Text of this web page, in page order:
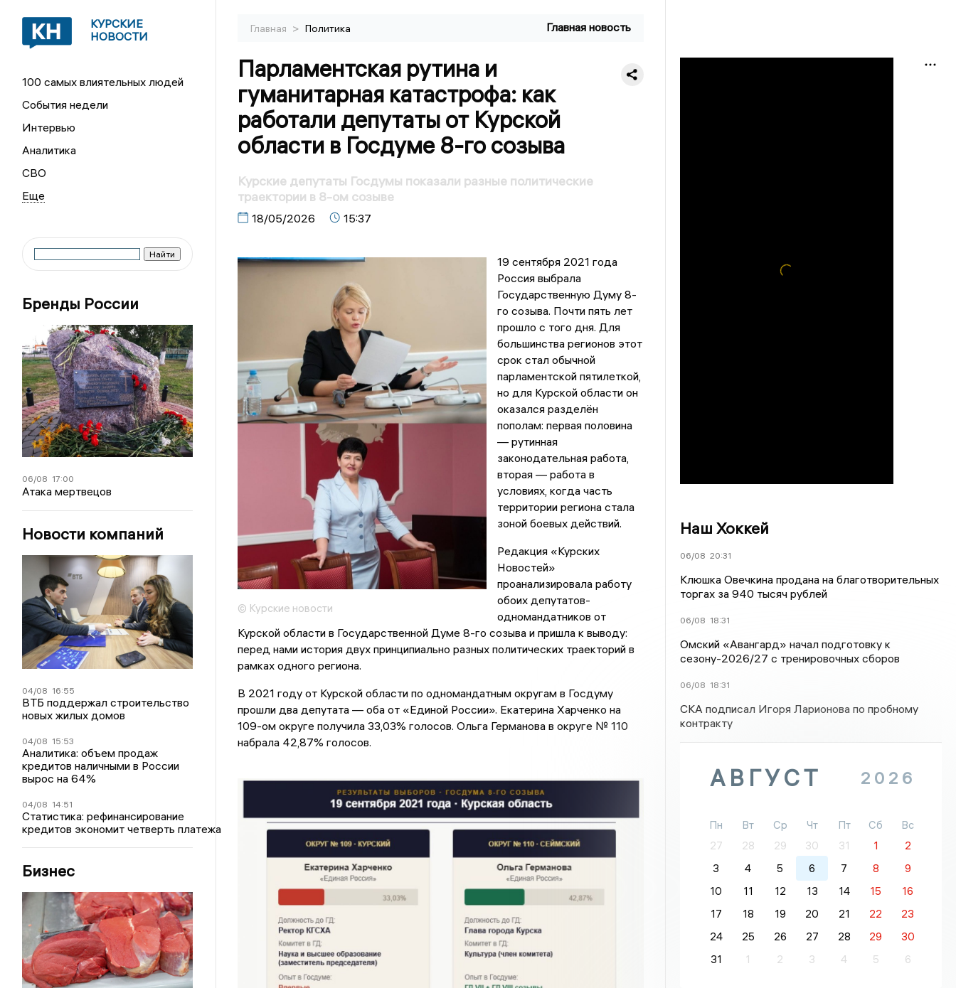
КУРСКИЕ
НОВОСТИ
100 самых влиятельных людей
События недели
Интервью
Аналитика
СВО
Бренды России
06/08 17:00
Атака мертвецов
Новости компаний
04/08 16:55
ВТБ поддержал строительство
новых жилых домов
04/08 15:53
Аналитика: объем продаж
кредитов наличными в России
вырос на 64%
04/08 14:51
Статистика: рефинансирование
кредитов экономит четверть платежа
Бизнес
Главная > Политика Главная новость
Парламентская рутина и
гуманитарная катастрофа: как
работали депутаты от Курской
области в Госдуме 8-го созыва
Курские депутаты Госдумы показали разные политические
траектории в 8-ом созыве
18/05/2026 15:37
© Курские новости
19 сентября 2021 года
Россия выбрала
Государственную Думу 8-
го созыва. Почти пять лет
прошло с того дня. Для
большинства регионов этот
срок стал обычной
парламентской пятилеткой,
но для Курской области он
оказался разделён
пополам: первая половина
— рутинная
законодательная работа,
вторая — работа в
условиях, когда часть
территории региона стала
зоной боевых действий.
Редакция «Курских
Новостей»
проанализировала работу
обоих депутатов-
одномандатников от
Курской области в Государственной Думе 8-го созыва и пришла к выводу:
перед нами история двух принципиально разных политических траекторий в
рамках одного региона.
В 2021 году от Курской области по одномандатным округам в Госдуму
прошли два депутата — оба от «Единой России». Екатерина Харченко на
109-ом округе получила 33,03% голосов. Ольга Германова в округе № 110
набрала 42,87% голосов.
Наш Хоккей
06/08 20:31
Клюшка Овечкина продана на благотворительных
торгах за 940 тысяч рублей
06/08 18:31
Омский «Авангард» начал подготовку к
сезону-2026/27 с тренировочных сборов
06/08 18:31
СКА подписал Игоря Ларионова по пробному
контракту
АВГУСТ 2026
Пн Вт Ср Чт Пт Сб
Вс
27
28 29 30 31 1
2
3
4 5 6 7 8
9
10
11 12 13 14 15
16
17
18 19 20 21 22
23
24
25 26 27 28 29
30
31
1 2 3 4 5 6